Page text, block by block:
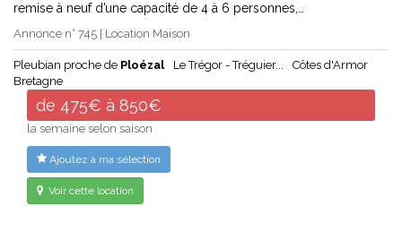
remise à neuf d’une capacité de 4 à 6 personnes,…
Annonce n° 745 | Location Maison
Pleubian proche de Ploézal Le Trégor - Tréguier...
Côtes d'Armor
Bretagne
de 475€ à 850€
la semaine selon saison
Ajoutez à ma sélection
Voir cette location